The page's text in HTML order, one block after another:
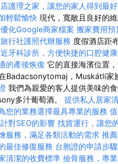
護理之家，讓您的家人得到最
輕鬆愉快 現代，寬敞且良好的
優化Google商家檔案 搬家費用預
旅行社護照代辦服務 度假酒店距
牙科診所，方便快捷的口腔健
的產後恢復 它的直接海濱位置
Badacsonytomaj，Muskátli家
我們為親愛的客人提供美味的
多汁葡萄酒。 提供私人居家
您的業務選擇最具專業的服務
對SEO的影響 找貨運行，讓您
服務，滿足各類活動的需求 推
最佳修復服務 台胞證的申請步
清潔的收費標準 撿骨服務，專